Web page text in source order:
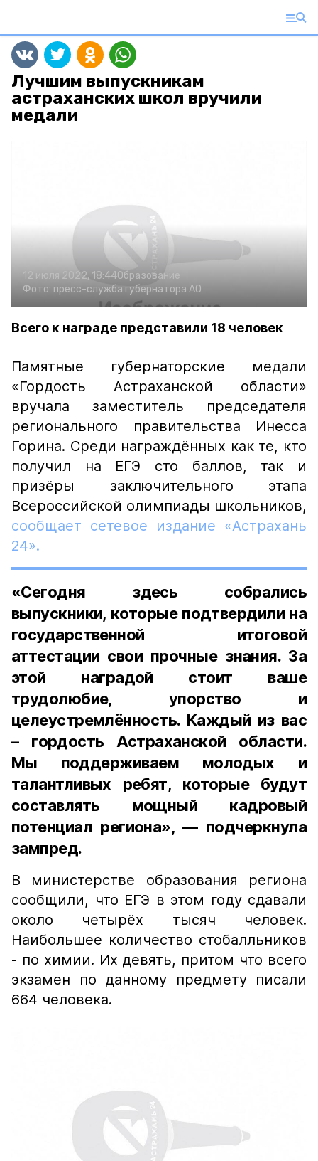
Лучшим выпускникам
астраханских школ вручили
медали
12 июля 2022, 18:44Образование
Фото: пресс-служба губернатора АО
Всего к награде представили 18 человек
Памятные губернаторские медали
«Гордость Астраханской области»
вручала заместитель председателя
регионального правительства Инесса
Горина. Среди награждённых как те, кто
получил на ЕГЭ сто баллов, так и
призёры заключительного этапа
Всероссийской олимпиады школьников,
сообщает сетевое издание «Астрахань
24».
«Сегодня здесь собрались
выпускники, которые подтвердили на
государственной итоговой
аттестации свои прочные знания. За
этой наградой стоит ваше
трудолюбие, упорство и
целеустремлённость. Каждый из вас
– гордость Астраханской области.
Мы поддерживаем молодых и
талантливых ребят, которые будут
составлять мощный кадровый
потенциал региона», — подчеркнула
зампред.
В министерстве образования региона
сообщили, что ЕГЭ в этом году сдавали
около четырёх тысяч человек.
Наибольшее количество стобалльников
- по химии. Их девять, притом что всего
экзамен по данному предмету писали
664 человека.